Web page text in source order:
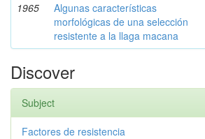
1965
Algunas características
morfológicas de una selección
resistente a la llaga macana
Discover
Subject
Factores de resistencia